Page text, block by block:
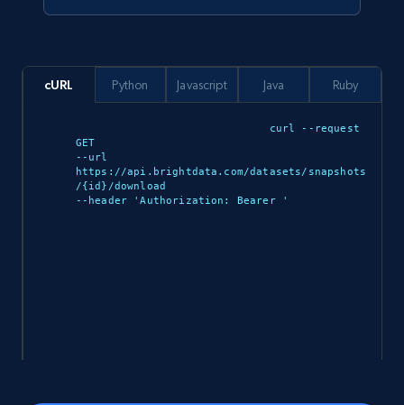
Description, In stock, Color, Size, Reviews
count, Main image, Category url, Category, and
more.
cURL
curl --request
GET
--url
https://api.brightdata.com/datasets/snapshots
/{id}/download
--header 'Authorization: Bearer
'
Python Javascript Java Ruby